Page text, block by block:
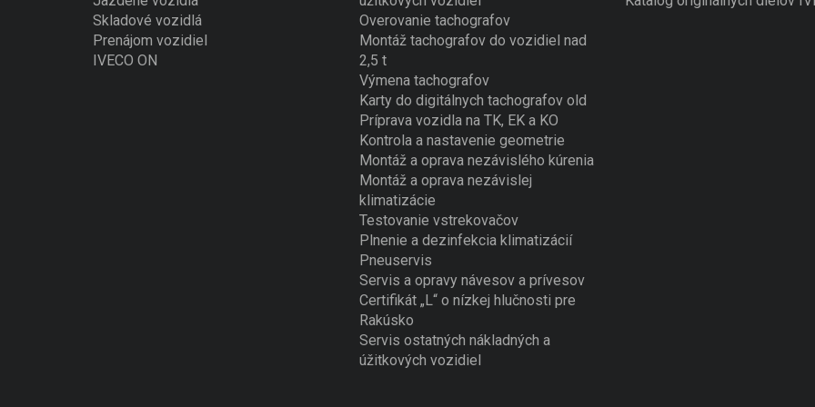
Skladové vozidlá
Prenájom vozidiel
IVECO ON
Overovanie tachografov
Montáž tachografov do vozidiel nad
2,5 t
Výmena tachografov
Karty do digitálnych tachografov old
Príprava vozidla na TK, EK a KO
Kontrola a nastavenie geometrie
Montáž a oprava nezávislého kúrenia
Montáž a oprava nezávislej
klimatizácie
Testovanie vstrekovačov
Plnenie a dezinfekcia klimatizácií
Pneuservis
Servis a opravy návesov a prívesov
Certifikát „L“ o nízkej hlučnosti pre
Rakúsko
Servis ostatných nákladných a
úžitkových vozidiel